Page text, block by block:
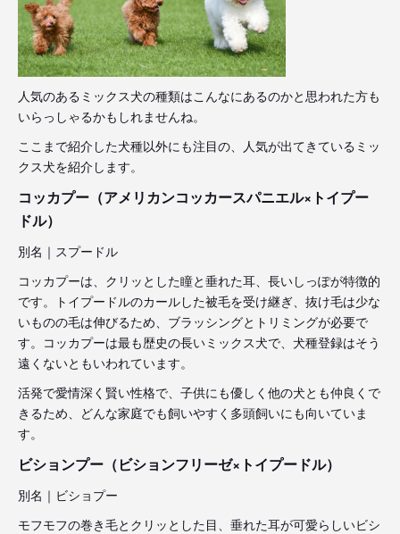
人気のあるミックス犬の種類はこんなにあるのかと思われた方も
いらっしゃるかもしれませんね。
ここまで紹介した犬種以外にも注目の、人気が出てきているミッ
クス犬を紹介します。
コッカプー（アメリカンコッカースパニエル×トイプー
ドル）
別名｜スプードル
コッカプーは、クリッとした瞳と垂れた耳、長いしっぽが特徴的
です。トイプードルのカールした被毛を受け継ぎ、抜け毛は少な
いものの毛は伸びるため、ブラッシングとトリミングが必要で
す。コッカプーは最も歴史の長いミックス犬で、犬種登録はそう
遠くないともいわれています。
活発で愛情深く賢い性格で、子供にも優しく他の犬とも仲良くで
きるため、どんな家庭でも飼いやすく多頭飼いにも向いていま
す。
ビションプー（ビションフリーゼ×トイプードル）
別名｜ビショプー
モフモフの巻き毛とクリッとした目、垂れた耳が可愛らしいビシ